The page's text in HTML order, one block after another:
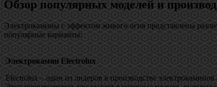
Обзор популярных моделей и
Электрокамины с эффектом живого огня представлены
популярные варианты:
Электрокамин Electrolux
Electrolux – один из лидеров в производстве